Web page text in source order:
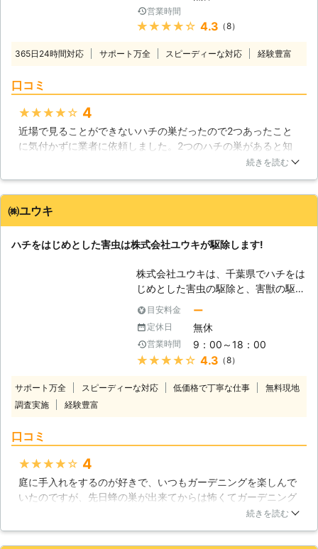
ど、人間の気がつかないようなところ
に作る場合が多いため、ふいに刺され
ズメバチ 世界で1番凶暴な性格をして
に対応可能です。ハチ駆除にも対応し
ており、皆さまからのお問い合わせを
受け付けております。 【人の近くに
巣を作るハチ】 スズメバチといった
いてしまうこともありますし、庭や家
の屋根に巣を作られるとどうしても人
の生活圏内に近づいてしまいます。つ
まりはハチが人の近くに巣を作ってし
まうのです。なるべく共存したいと考
危険なハチが身近にいるのでしたら駆
除をオススメします。 【ハチ駆除の
危険性】 もし皆さまがご自宅でハチ
の巣を見つけてもご自分で駆除される
ことは危険ですのでお止め下さい。巣
以上いる場合もありますので、巣に手
を出した途端にその100匹が皆さまに
襲いかかる危険性があります。ハチ駆
除の際には全身を防御する専用の装備
ものです。隙間を作らない構造ですの
営業時間
★★★★★ 4.3 （8）
365日24時間対応 サポート万全 スピーディーな対応 経験豊富
口コミ
★★★★★ 4
近場で見ることができないハチの巣だったので2つあったこと
に気付かずに業者に依頼しました。2つのハチの巣があると知
ったのは見ていただいてからです。自分たちで駆除することも
ないなと実感しました。
岡山県 岡山市北区 2016年12月12日
続きを読む
㈱ユウキ
ハチをはじめとした害虫は株式会社ユウキが駆除します!
株式会社ユウキは、千葉県でハチをは
じめとした害虫の駆除と、害獣の駆除
を専門に行なっている会社です。お客
様の生活を脅かしている害虫や害獣を
迅速に駆除いたします。 【千葉県に
生息するハチ】 千葉県は都市化が進
み、住宅地も多いのですが、開発が行
たちが、人の生活圏にエサを求めて移
っているお宅にはミツバチやクマバ
チ、アシナガバチが飛んでくることが
ありますが、彼らはおとなしいハチな
目安料金 ー
定休日 無休
営業時間 9：00～18：00
★★★★★ 4.3 （8）
サポート万全 スピーディーな対応 低価格で丁寧な仕事
無料現地
調査実施
経験豊富
口コミ
★★★★★ 4
庭に手入れをするのが好きで、いつもガーデニングを楽しんで
いたのですが、先日蜂の巣が出来てからは怖くてガーデニング
できなくなってしまいました。なのでユウキさんに連絡して駆
続きを読む